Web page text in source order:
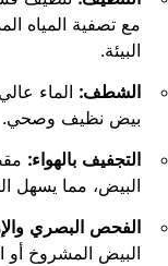
مع تصفية المياه
البيئة.
الشطف: الماء
بيض نظيف وصحي.
التجفيف بالهواء:
البيض، مما يسهل
الفحص البصري
البيض المشروخ أو